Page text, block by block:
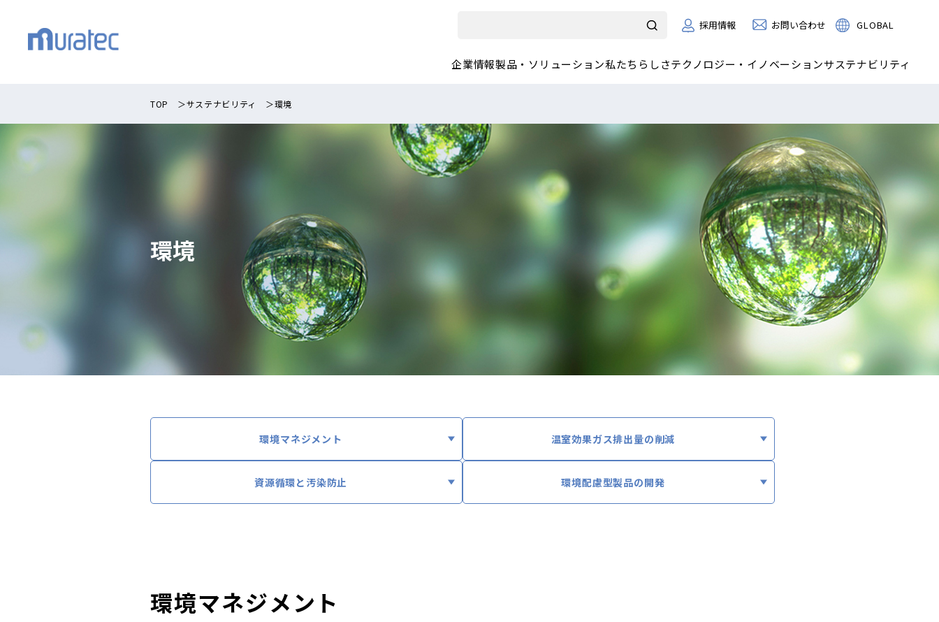
採用情報 お問い合わせ GLOBAL
企業情報製品・ソリューション私たちらしさテクノロジー・イノベーションサステナビリティ
TOP ＞サステナビリティ ＞環境
環境
環境マネジメント 温室効果ガス排出量の削減
資源循環と汚染防止 環境配慮型製品の開発
環境マネジメント